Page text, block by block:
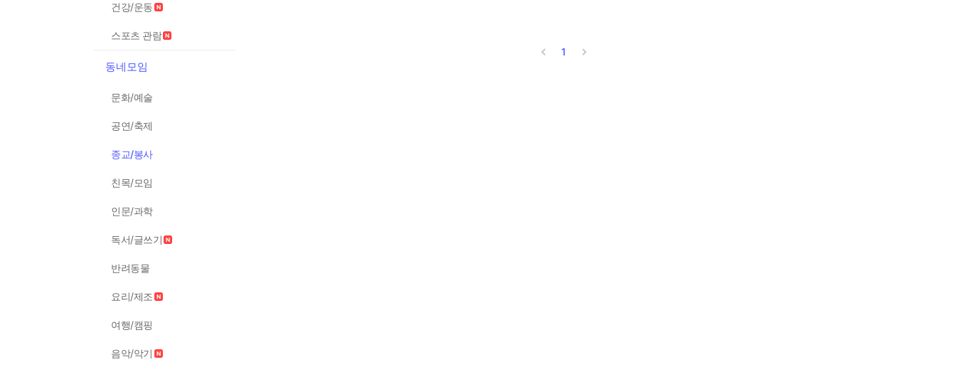
건강/운동
스포츠 관람
동네모임
문화/예술
공연/축제
종교/봉사
친목/모임
인문/과학
독서/글쓰기
반려동물
요리/제조
여행/캠핑
음악/악기
1